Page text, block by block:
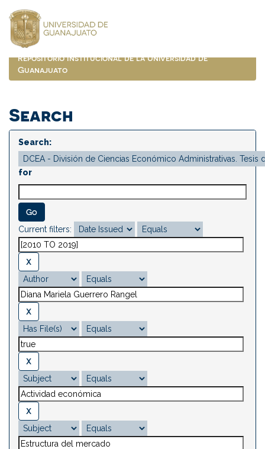
navigation
Repositorio Institucional de la Universidad de
Guanajuato
Search
Search:
for
Current filters: